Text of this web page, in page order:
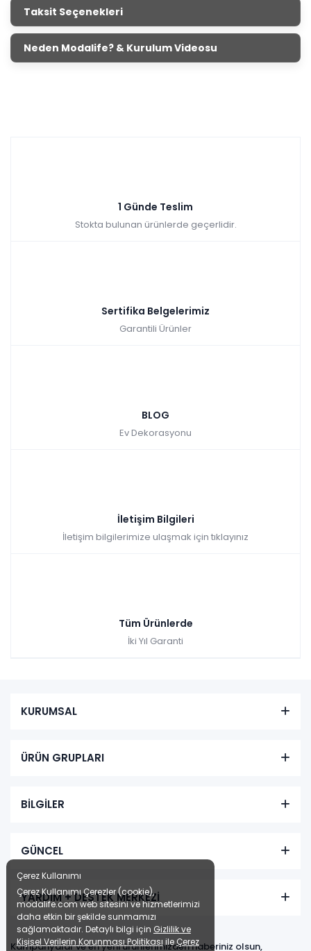
Taksit Seçenekleri
Neden Modalife? & Kurulum Videosu
1 Günde Teslim
Stokta bulunan ürünlerde geçerlidir.
Sertifika Belgelerimiz
Garantili Ürünler
BLOG
Ev Dekorasyonu
İletişim Bilgileri
İletişim bilgilerimize ulaşmak için tıklayınız
Tüm Ürünlerde
İki Yıl Garanti
KURUMSAL
ÜRÜN GRUPLARI
BİLGİLER
GÜNCEL
YARDIM + DESTEK MERKEZİ
Kampanyalar ve en yeni ürünlerimizden haberiniz olsun,
Çerez Kullanımı
Çerez Kullanımı Çerezler (cookie),
modalife.com web sitesini ve hizmetlerimizi
daha etkin bir şekilde sunmamızı
sağlamaktadır. Detaylı bilgi için Gizlilik ve
Kişisel Verilerin Korunması Politikası ile Çerez